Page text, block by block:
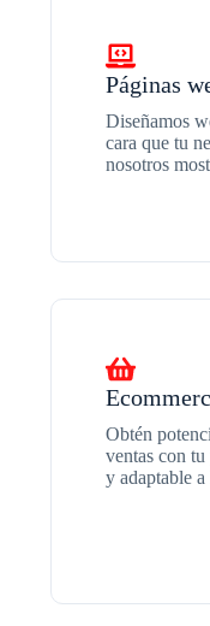
Páginas
Diseñamos
cara que tu
nosotros
Obtén
ventas con
y adaptable